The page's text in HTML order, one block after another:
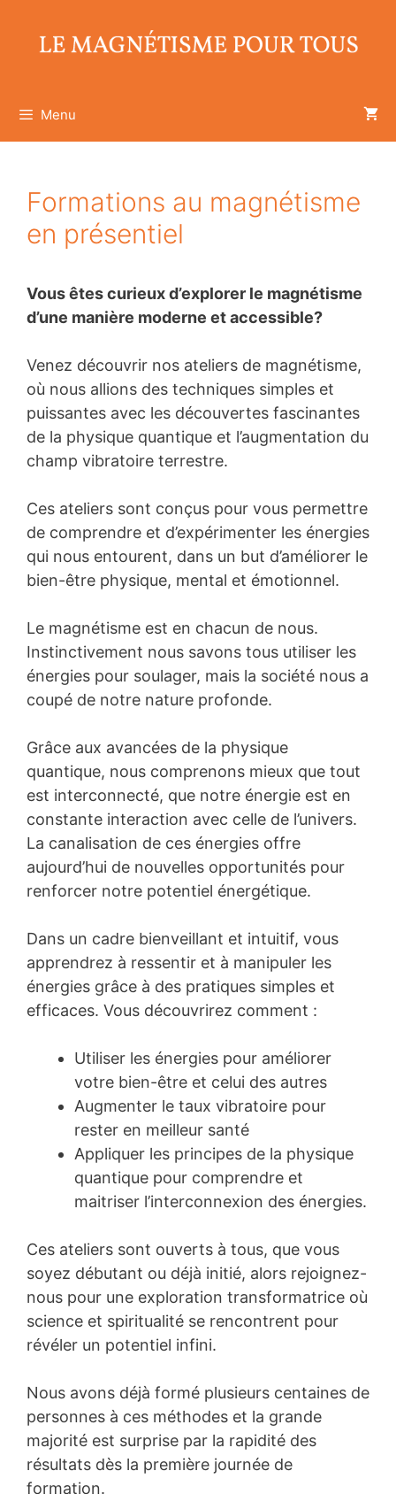
contenu
Menu
Formations au magnétisme
en présentiel
Vous êtes curieux d’explorer le magnétisme
d’une manière moderne et accessible?
Venez découvrir nos ateliers de magnétisme,
où nous allions des techniques simples et
puissantes avec les découvertes fascinantes
de la physique quantique et l’augmentation du
champ vibratoire terrestre.
Ces ateliers sont conçus pour vous permettre
de comprendre et d’expérimenter les énergies
qui nous entourent, dans un but d’améliorer le
bien-être physique, mental et émotionnel.
Le magnétisme est en chacun de nous.
Instinctivement nous savons tous utiliser les
énergies pour soulager, mais la société nous a
coupé de notre nature profonde.
Grâce aux avancées de la physique
quantique, nous comprenons mieux que tout
est interconnecté, que notre énergie est en
constante interaction avec celle de l’univers.
La canalisation de ces énergies offre
aujourd’hui de nouvelles opportunités pour
renforcer notre potentiel énergétique.
Dans un cadre bienveillant et intuitif, vous
apprendrez à ressentir et à manipuler les
énergies grâce à des pratiques simples et
efficaces. Vous découvrirez comment :
Utiliser les énergies pour améliorer
votre bien-être et celui des autres
Augmenter le taux vibratoire pour
rester en meilleur santé
Appliquer les principes de la physique
quantique pour comprendre et
maitriser l’interconnexion des énergies.
Ces ateliers sont ouverts à tous, que vous
soyez débutant ou déjà initié, alors rejoignez-
nous pour une exploration transformatrice où
science et spiritualité se rencontrent pour
révéler un potentiel infini.
Nous avons déjà formé plusieurs centaines de
personnes à ces méthodes et la grande
majorité est surprise par la rapidité des
résultats dès la première journée de
formation.